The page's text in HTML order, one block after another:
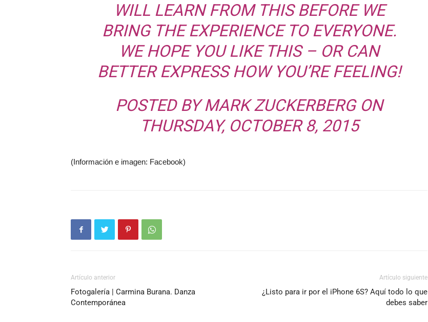
WILL LEARN FROM THIS BEFORE WE
BRING THE EXPERIENCE TO EVERYONE.
WE HOPE YOU LIKE THIS – OR CAN
BETTER EXPRESS HOW YOU’RE FEELING!
POSTED BYMARK ZUCKERBERGON
THURSDAY, OCTOBER 8, 2015
(Información e imagen: Facebook)
Artículo anterior
Fotogalería | Carmina Burana. Danza
Contemporánea
Artículo siguiente
¿Listo para ir por el iPhone 6S? Aquí todo lo que
debes saber